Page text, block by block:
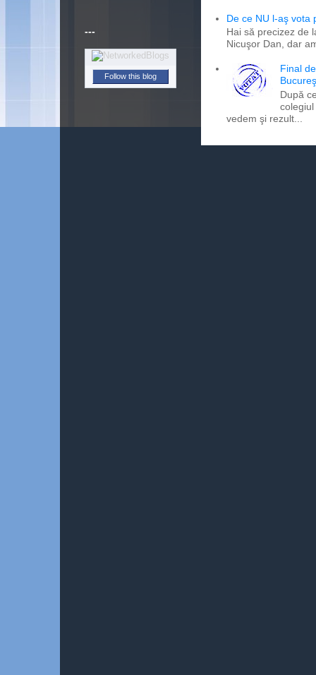
De ce NU l-aş vota
Hai să precizez de
Nicuşor Dan, dar
Final
După
vedem şi rezult...
---
Follow this blog